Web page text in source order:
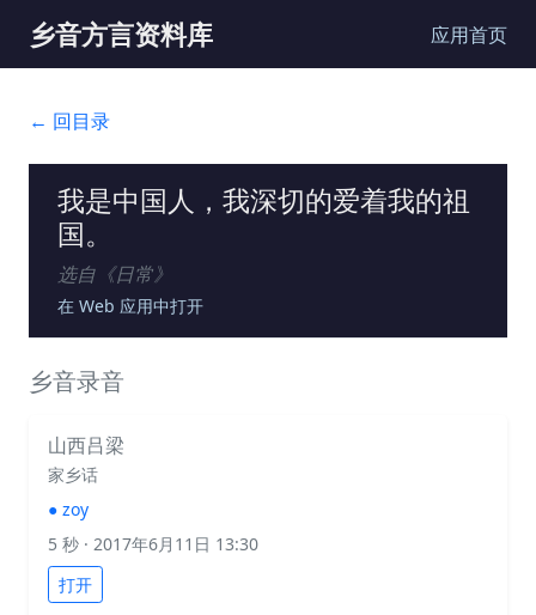
乡音方言资料库 应用首页
← 回目录
我是中国人，我深切的爱着我的祖
国。
选自《日常》
在 Web 应用中打开
乡音录音
山西吕梁
家乡话
● zoy
5 秒 · 2017年6月11日 13:30
打开